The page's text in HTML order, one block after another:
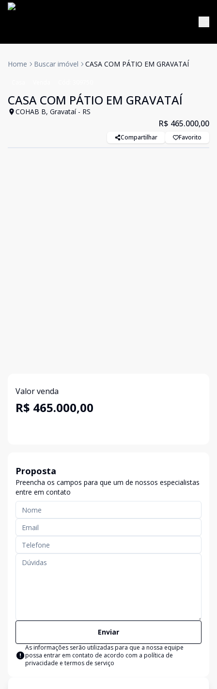
Home Buscar imóvel CASA COM PÁTIO EM GRAVATAÍ
CASA COM PÁTIO EM GRAVATAÍ
COHAB B, Gravataí - RS
R$ 465.000,00
Compartilhar Favorito
Valor venda
R$ 465.000,00
Proposta
Preencha os campos para que um de nossos especialistas
entre em contato
Enviar
As informações serão utilizadas para que a nossa equipe
possa entrar em contato de acordo com a política de
privacidade e termos de serviço